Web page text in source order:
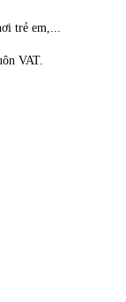
trẻ em,...
VAT.